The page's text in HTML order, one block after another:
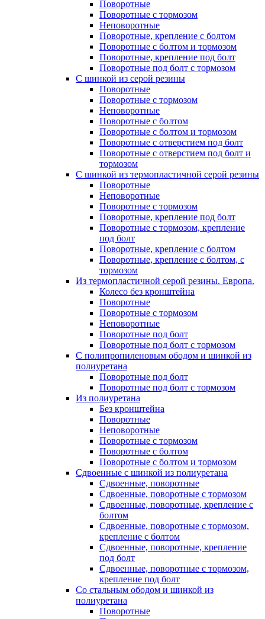
Поворотные
Поворотные с тормозом
Неповоротные
Поворотные, крепление с болтом
Поворотные с болтом и тормозом
Поворотные, крепление под болт
Поворотные под болт с тормозом
С шинкой из серой резины
Поворотные
Поворотные с тормозом
Неповоротные
Поворотные с болтом
Поворотные с болтом и тормозом
Поворотные с отверстием под болт
Поворотные с отверстием под болт и
тормозом
C шинкой из термопластичной серой резины
Поворотные
Неповоротные
Поворотные с тормозом
Поворотные, крепление под болт
Поворотные с тормозом, крепление
под болт
Поворотные, крепление с болтом
Поворотные, крепление с болтом, с
тормозом
Из термопластичной серой резины. Европа.
Колесо без кронштейна
Поворотные
Поворотные с тормозом
Неповоротные
Поворотные под болт
Поворотные под болт с тормозом
С полипропиленовым ободом и шинкой из
полиуретана
Поворотные под болт
Поворотные под болт с тормозом
Из полиуретана
Без кронштейна
Поворотные
Неповоротные
Поворотные с тормозом
Поворотные с болтом
Поворотные с болтом и тормозом
Сдвоенные с шинкой из полиуретана
Сдвоенные, поворотные
Сдвоенные, поворотные с тормозом
Сдвоенные, поворотные, крепление с
болтом
Сдвоенные, поворотные с тормозом,
крепление с болтом
Сдвоенные, поворотные, крепление
под болт
Сдвоенные, поворотные с тормозом,
крепление под болт
Со стальным ободом и шинкой из
полиуретана
Поворотные